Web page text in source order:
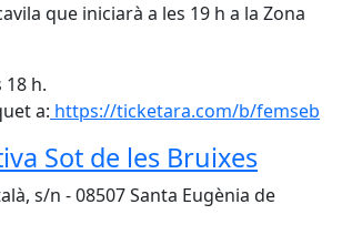
que iniciarà a les 19 h a la Zona
h.
a: https://ticketara.com/b/femseb
Sot de les Bruixes
s/n - 08507 Santa Eugènia de